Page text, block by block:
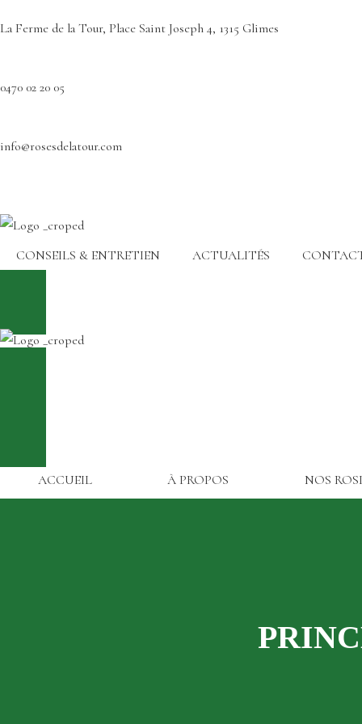
La Ferme de la Tour, Place Saint Joseph 4, 1315 Glimes
0470 02 20 05
info@rosesdelatour.com
CONSEILS & ENTRETIEN ACTUALITÉS
ACCUEIL À PROPOS NOS